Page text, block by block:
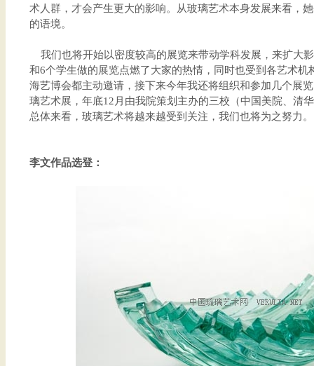
术人群，才会产生更大的影响。从玻璃艺术本身发展来看，
的语境。
我们也将开始以密度较高的展览来带动学科发展，来扩大
和6个学生做的展览点燃了大家的热情，同时也受到各艺术机
海艺博会都主动邀请，接下来今年我还将组织和参加几个展
璃艺术展，年底12月由我院策划主办的三校（中国美院、清
总体来看，玻璃艺术将越来越受到关注，我们也将为之努力。
李文作品选登：